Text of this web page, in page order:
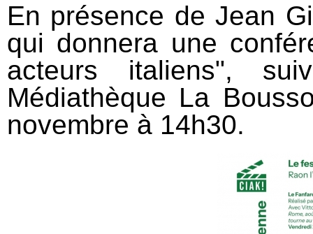
En présence de Jean
qui donnera une
acteurs italiens",
Médiathèque La
novembre à 14h30.